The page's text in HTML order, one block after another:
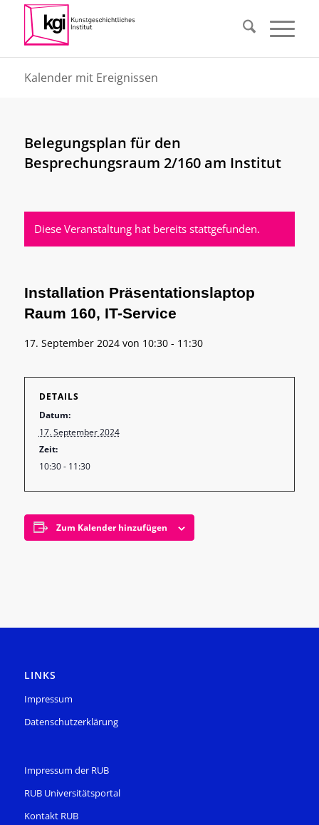
Kalender mit Ereignissen
Belegungsplan für den
Besprechungsraum 2/160 am Institut
Diese Veranstaltung hat bereits stattgefunden.
Installation Präsentationslaptop
Raum 160, IT-Service
17. September 2024 von 10:30- 11:30
DETAILS
Datum:
17. September 2024
Zeit:
10:30 - 11:30
Zum Kalender hinzufügen
LINKS
Impressum
Datenschutzerklärung
Impressum der RUB
RUB Universitätsportal
Kontakt RUB